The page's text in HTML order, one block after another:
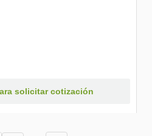
solicitar cotización